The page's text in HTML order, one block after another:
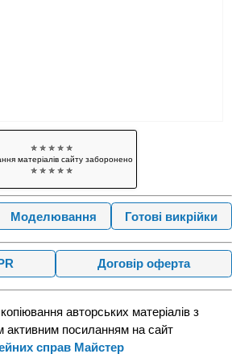
✯ ✯ ✯ ✯ ✯
матеріалів сайту заборонено
✯ ✯ ✯ ✯ ✯
Моделювання Готові викрійки
Договір оферта
авторських матеріалів з
активним посиланням на сайт
справ Майстер